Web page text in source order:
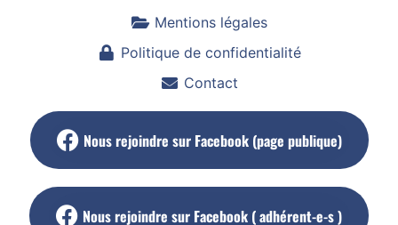
Mentions légales
Politique de confidentialité
Contact
Nous rejoindre sur Facebook (page publique)
Nous rejoindre sur Facebook ( adhérent-e-s )